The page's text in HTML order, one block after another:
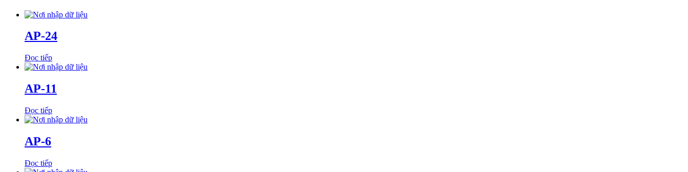
AP-24
Đọc tiếp
AP-11
Đọc tiếp
AP-6
Đọc tiếp